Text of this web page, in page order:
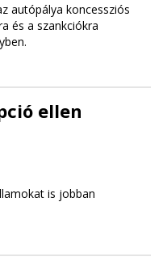
autópálya koncessziós
és a szankciókra
ellen
is jobban